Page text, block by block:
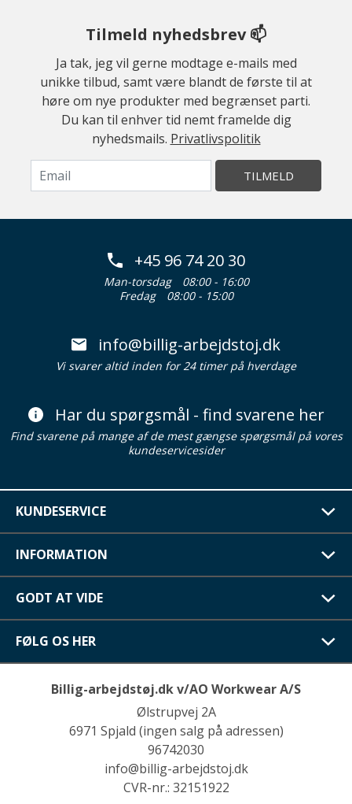
Tilmeld nyhedsbrev 📫
Ja tak, jeg vil gerne modtage e-mails med
unikke tilbud, samt være blandt de første til at
høre om nye produkter med begrænset parti.
Du kan til enhver tid nemt framelde dig
nyhedsmails. Privatlivspolitik
TILMELD
+45 96 74 20 30
Man-torsdag
08:00 - 16:00
Fredag
08:00 - 15:00
info@billig-arbejdstoj.dk
Vi svarer altid inden for 24 timer på hverdage
Har du spørgsmål - find svarene her
Find svarene på mange af de mest gængse spørgsmål på vores
kundeservicesider
KUNDESERVICE
INFORMATION
GODT AT VIDE
FØLG OS HER
Billig-arbejdstøj.dk v/AO Workwear A/S
Ølstrupvej 2A
6971 Spjald (ingen salg på adressen)
96742030
info@billig-arbejdstoj.dk
CVR-nr.: 32151922